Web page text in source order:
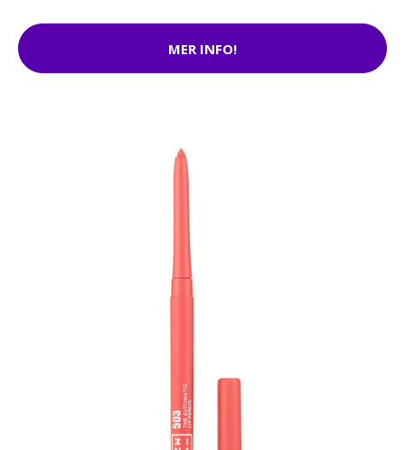
MER INFO!